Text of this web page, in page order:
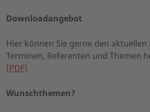
Downloadangebot
Hier können Sie gerne den aktuellen
Terminen, Referenten und Themen
(PDF)
Wunschthemen?